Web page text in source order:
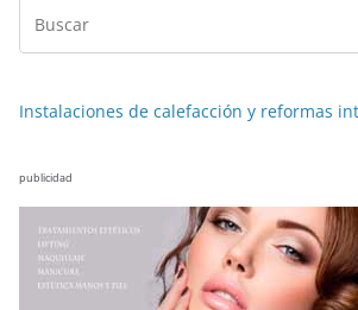
Instalaciones de calefacción y reformas
publicidad